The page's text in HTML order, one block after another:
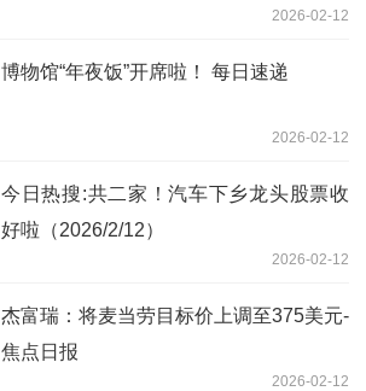
2026-02-12
博物馆“年夜饭”开席啦！ 每日速递
2026-02-12
今日热搜:共二家！汽车下乡龙头股票收
好啦（2026/2/12）
2026-02-12
杰富瑞：将麦当劳目标价上调至375美元-
焦点日报
2026-02-12